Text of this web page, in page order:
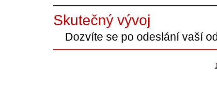
Skutečný vývoj
Dozvíte se po odeslání vaší